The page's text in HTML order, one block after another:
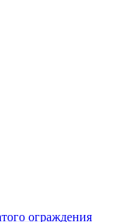
ограждения